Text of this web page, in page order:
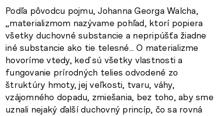
Podľa pôvodcu pojmu, Johanna Georga Walcha,
„materializmom nazývame pohľad, ktorí popiera
všetky duchovné substancie a nepripúšťa žiadne
iné substancie ako tie telesné… O materializme
hovoríme vtedy, keď sú všetky vlastnosti a
fungovanie prírodných telies odvodené zo
štruktúry hmoty, jej veľkosti, tvaru, váhy,
vzájomného dopadu, zmiešania, bez toho, aby sme
uznali nejaký ďalší duchovný princíp, čo sa rovná